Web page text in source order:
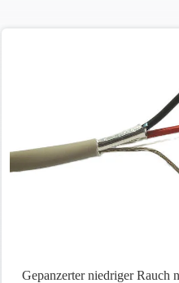
Rauch Buidings ISO-